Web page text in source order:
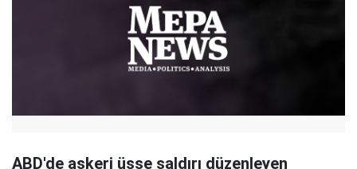
ABD'de askeri üsse saldırı düzenleyen